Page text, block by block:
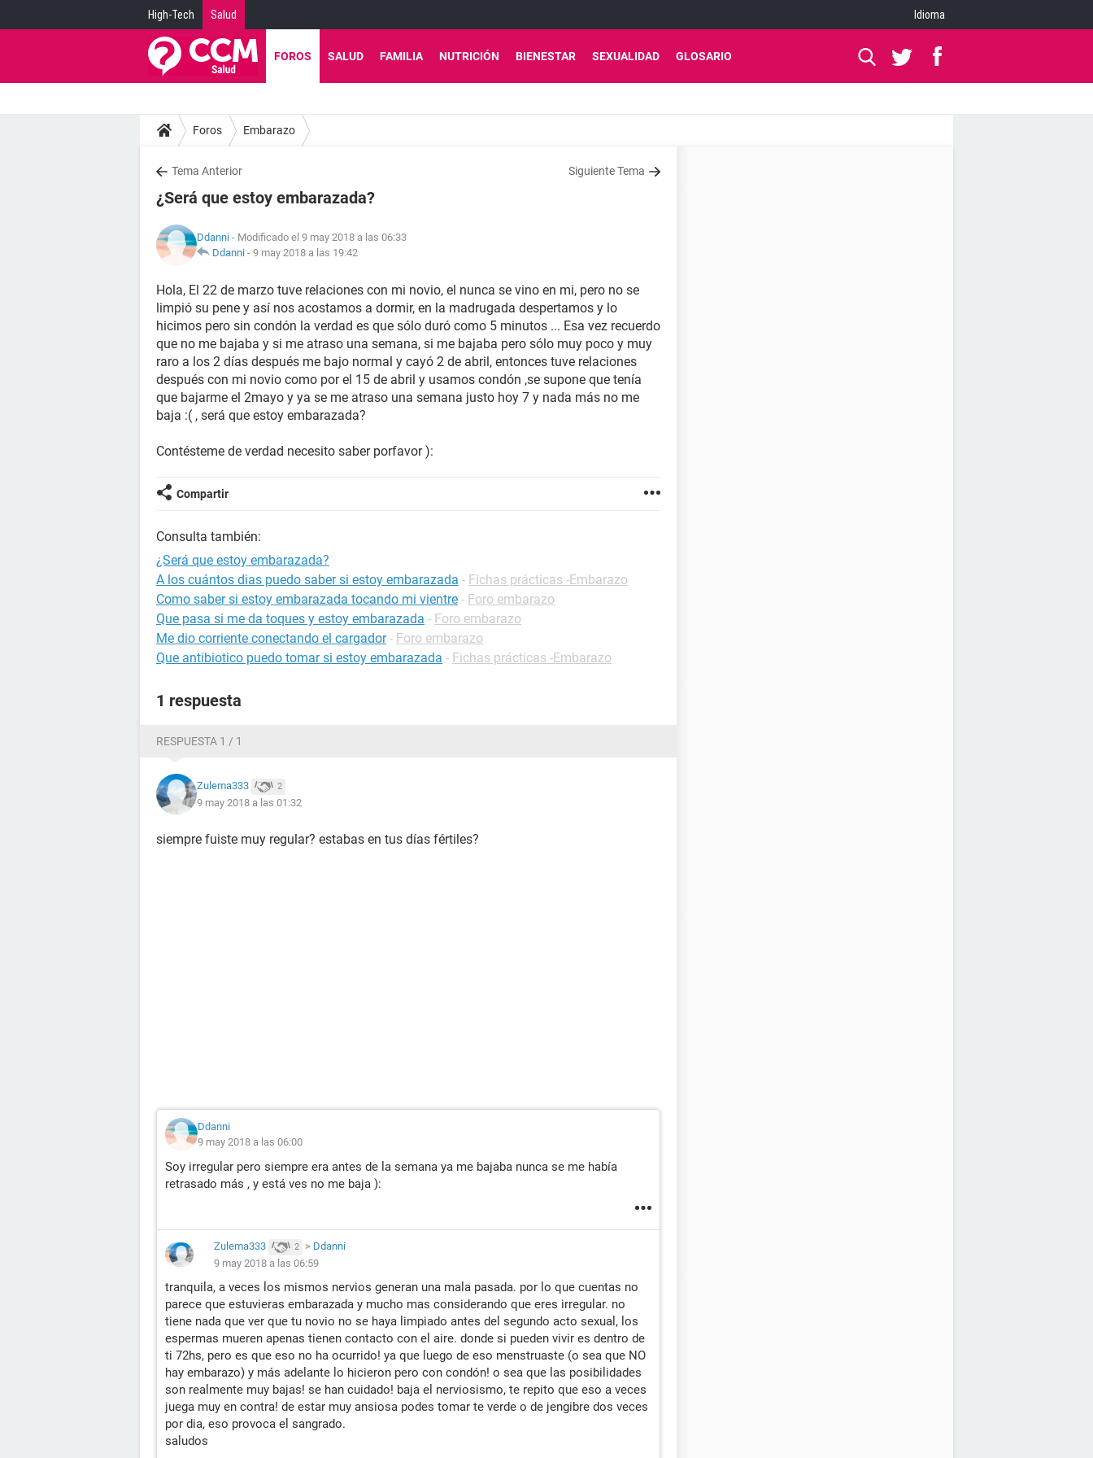
High-Tech Salud Idioma
FOROS SALUD FAMILIA NUTRICIÓN BIENESTAR SEXUALIDAD GLOSARIO
Foros Embarazo
Tema Anterior Siguiente Tema
¿Será que estoy embarazada?
Ddanni - Modificado el 9 may 2018 a las 06:33
Ddanni - 9 may 2018 a las 19:42
Hola, El 22 de marzo tuve relaciones con mi novio, el nunca se vino en mi, pero no se
limpió su pene y así nos acostamos a dormir, en la madrugada despertamos y lo
hicimos pero sin condón la verdad es que sólo duró como 5 minutos ... Esa vez recuerdo
que no me bajaba y si me atraso una semana, si me bajaba pero sólo muy poco y muy
raro a los 2 días después me bajo normal y cayó 2 de abril, entonces tuve relaciones
después con mi novio como por el 15 de abril y usamos condón ,se supone que tenía
que bajarme el 2mayo y ya se me atraso una semana justo hoy 7 y nada más no me
baja :( , será que estoy embarazada?
Contésteme de verdad necesito saber porfavor ):
Compartir
Consulta también:
¿Será que estoy embarazada?
A los cuántos dias puedo saber si estoy embarazada - Fichas prácticas -Embarazo
Como saber si estoy embarazada tocando mi vientre - Foro embarazo
Que pasa si me da toques y estoy embarazada - Foro embarazo
Me dio corriente conectando el cargador - Foro embarazo
Que antibiotico puedo tomar si estoy embarazada - Fichas prácticas -Embarazo
1 respuesta
RESPUESTA 1 / 1
Zulema333 2
9 may 2018 a las 01:32
siempre fuiste muy regular? estabas en tus días fértiles?
Ddanni
9 may 2018 a las 06:00
Soy irregular pero siempre era antes de la semana ya me bajaba nunca se me había
retrasado más , y está ves no me baja ):
Zulema333 2 > Ddanni
9 may 2018 a las 06:59
tranquila, a veces los mismos nervios generan una mala pasada. por lo que cuentas no
parece que estuvieras embarazada y mucho mas considerando que eres irregular. no
tiene nada que ver que tu novio no se haya limpiado antes del segundo acto sexual, los
espermas mueren apenas tienen contacto con el aire. donde si pueden vivir es dentro de
ti 72hs, pero es que eso no ha ocurrido! ya que luego de eso menstruaste (o sea que NO
hay embarazo) y más adelante lo hicieron pero con condón! o sea que las posibilidades
son realmente muy bajas! se han cuidado! baja el nerviosismo, te repito que eso a veces
juega muy en contra! de estar muy ansiosa podes tomar te verde o de jengibre dos veces
por dia, eso provoca el sangrado.
saludos